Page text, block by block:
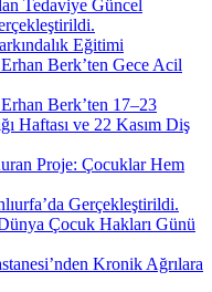
Tedaviye Güncel
Eğitimi
Berk’ten Gece Acil
Berk’ten 17–23
Haftası ve 22 Kasım Diş
Proje: Çocuklar Hem
Gerçekleştirildi.
Çocuk Hakları Günü
Kronik Ağrılara